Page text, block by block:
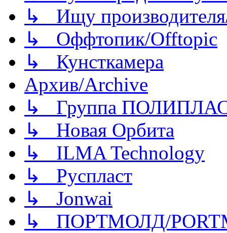
↳ Ищу
↳ Оффтопик/Offtopic
↳ Кунсткамера
Архив/Archive
↳ Группа
↳ Новая Орбита
↳ ILMA Technology
↳ Руспласт
↳ Jonwai
↳ ПОРТМОЛД/